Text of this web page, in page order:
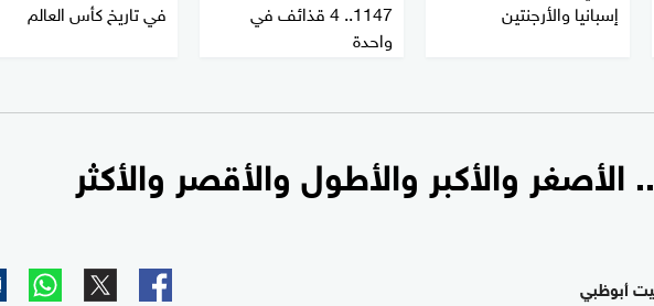
إسبانيا والأرجنتين
1147.. 4 قذائف في
واحدة
في تاريخ كأس العالم
مونديال 2026.. الأصغر والأكبر والأطول والأقصر والأكثر